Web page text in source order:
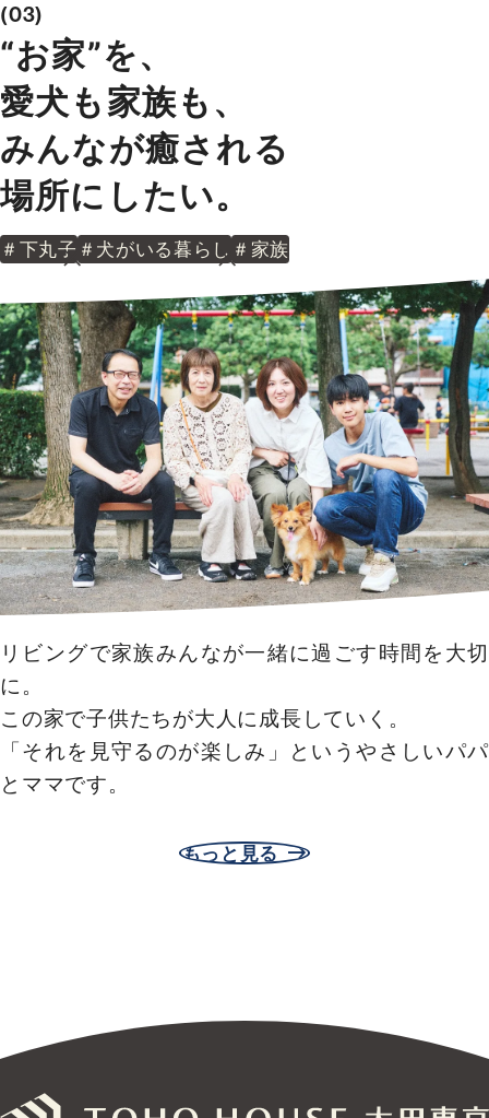
03
“お家”を、
愛犬も家族も、
みんなが癒される
場所にしたい。
＃下丸子 ＃犬がいる暮らし ＃家族
リビングで家族みんなが一緒に過ごす時間を大切
に。
この家で子供たちが大人に成長していく。
「それを見守るのが楽しみ」というやさしいパパ
とママです。
もっと見る